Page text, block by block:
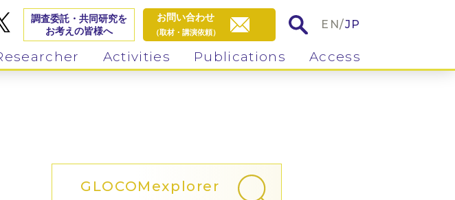
調査委託・共同研究を
お考えの皆様へ
お問い合わせ
（取材・講演依頼）
EN/JP
Activities Publications Access
GLOCOM explorer